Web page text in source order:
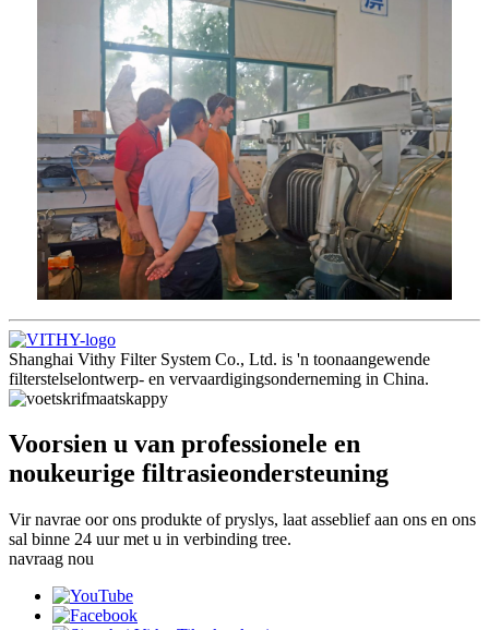
Shanghai Vithy Filter System Co., Ltd. is 'n toonaangewende
filterstelselontwerp- en vervaardigingsonderneming in China.
Voorsien u van professionele en
noukeurige filtrasieondersteuning
Vir navrae oor ons produkte of pryslys, laat asseblief aan ons en ons
sal binne 24 uur met u in verbinding tree.
navraag nou